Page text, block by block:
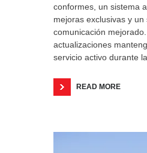
conformes, un sistema
mejoras exclusivas y un
comunicación
actualizaciones
servicio activo durante
READ MORE